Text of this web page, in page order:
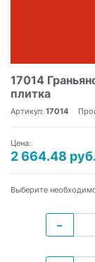
17014
плитка
Артикул: 17014
Цена:
2 664.48
Выберите
−